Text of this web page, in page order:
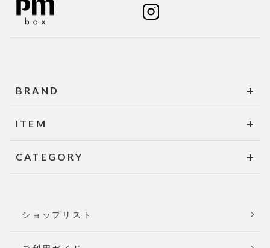
BRAND
ITEM
CATEGORY
ショップリスト